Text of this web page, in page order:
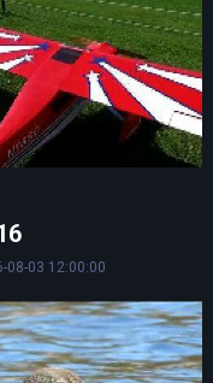
08-03 12:00:00